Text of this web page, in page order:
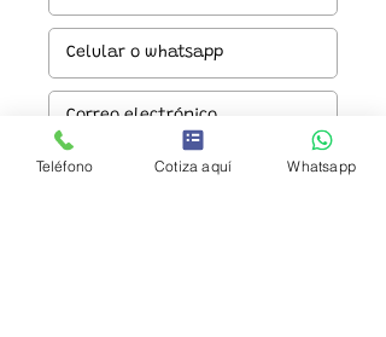
Teléfono Cotiza aquí Whatsapp